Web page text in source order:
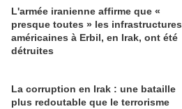
L'armée iranienne affirme que «
presque toutes » les infrastructures
américaines à Erbil, en Irak, ont été
détruites
La corruption en Irak : une bataille
plus redoutable que le terrorisme